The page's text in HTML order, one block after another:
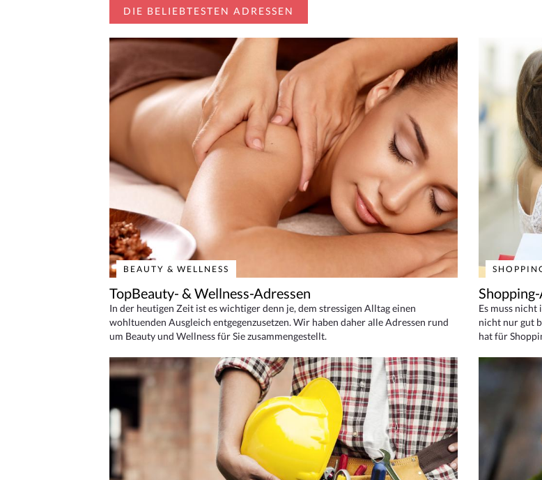
DIE BELIEBTESTEN ADRESSEN
BEAUTY & WELLNESS
TopBeauty- & Wellness-Adressen
In der heutigen Zeit ist es wichtiger denn je, dem stressigen Alltag einen
wohltuenden Ausgleich entgegenzusetzen. Wir haben daher alle Adressen rund
um Beauty und Wellness für Sie zusammengestellt.
Es muss
nicht nur gut
hat für